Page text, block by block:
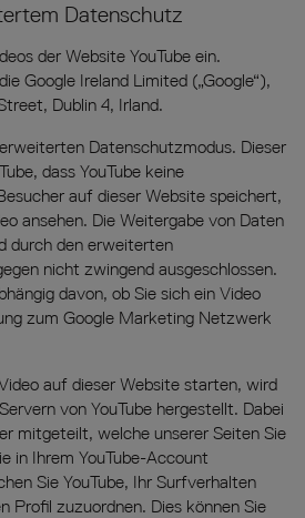
Datenschutz
der Website YouTube ein.
Google Ireland Limited („Google“),
Dublin 4, Irland.
Datenschutzmodus. Dieser
dass YouTube keine
auf dieser Website speichert,
ansehen. Die Weitergabe von Daten
durch den erweiterten
nicht zwingend ausgeschlossen.
davon, ob Sie sich ein Video
zum Google Marketing Netzwerk
auf dieser Website starten, wird
von YouTube hergestellt. Dabei
mitgeteilt, welche unserer Seiten Sie
in Ihrem YouTube-Account
Sie YouTube, Ihr Surfverhalten
Profil zuzuordnen. Dies können Sie